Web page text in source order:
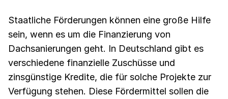
Staatliche Förderungen können eine große Hilfe
sein, wenn es um die Finanzierung von
Dachsanierungen geht. In Deutschland gibt es
verschiedene finanzielle Zuschüsse und
zinsgünstige Kredite, die für solche Projekte zur
Verfügung stehen. Diese Fördermittel sollen die